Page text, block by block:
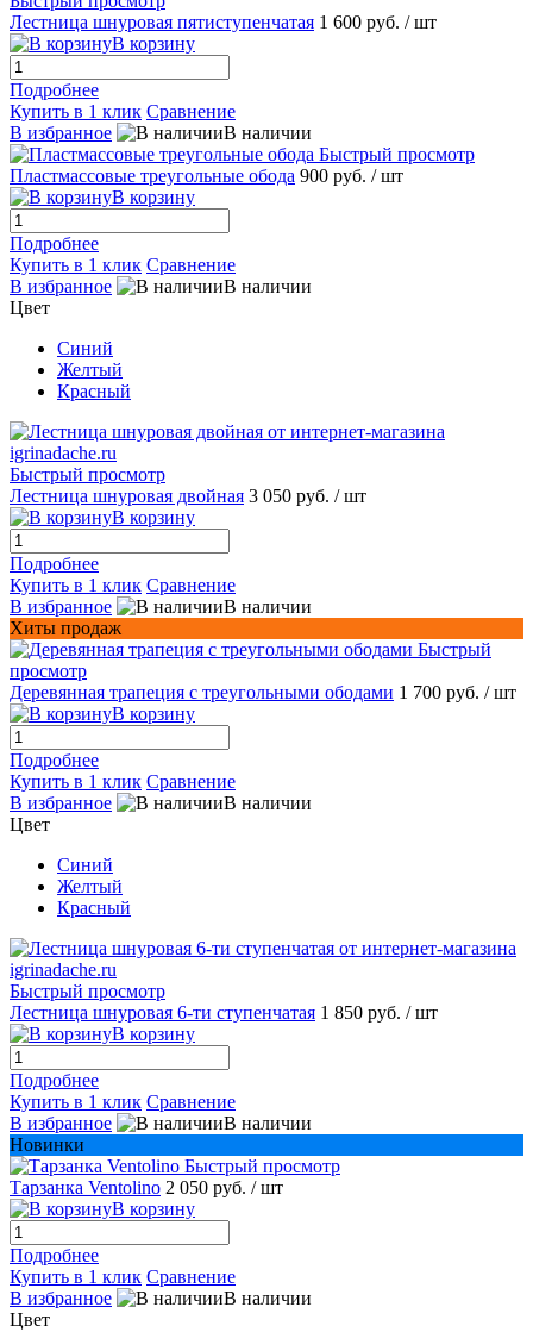
Лестница шнуровая пятиступенчатая 1 600 руб. / шт
В корзину
Подробнее
Купить в 1 клик Сравнение
В избранное
В наличии
Быстрый просмотр
Пластмассовые треугольные обода 900 руб. / шт
В корзину
Подробнее
Купить в 1 клик Сравнение
В избранное
В наличии
Цвет
Синий
Желтый
Красный
Быстрый просмотр
Лестница шнуровая двойная 3 050 руб. / шт
В корзину
Подробнее
Купить в 1 клик Сравнение
В избранное
В наличии
Хиты продаж
Быстрый
просмотр
Деревянная трапеция с треугольными ободами 1 700 руб. / шт
В корзину
Подробнее
Купить в 1 клик Сравнение
В избранное
В наличии
Цвет
Синий
Желтый
Красный
Быстрый просмотр
Лестница шнуровая 6-ти ступенчатая 1 850 руб. / шт
В корзину
Подробнее
Купить в 1 клик Сравнение
В избранное
В наличии
Новинки
Быстрый просмотр
Тарзанка Ventolino 2 050 руб. / шт
В корзину
Подробнее
Купить в 1 клик Сравнение
В избранное
В наличии
Цвет